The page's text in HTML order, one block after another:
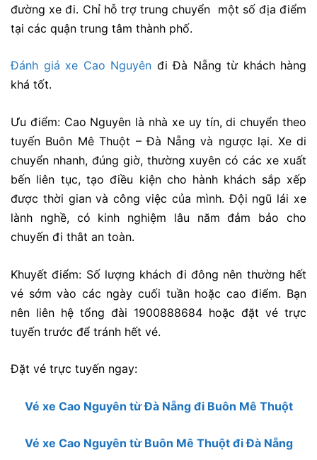
đường xe đi. Chỉ hỗ trợ trung chuyển một số địa điểm
tại các quận trung tâm thành phố.
Đánh giá xe Cao Nguyên đi Đà Nẵng từ khách hàng
khá tốt.
Ưu điểm: Cao Nguyên là nhà xe uy tín, di chuyển theo
tuyến Buôn Mê Thuột – Đà Nẵng và ngược lại. Xe di
chuyển nhanh, đúng giờ, thường xuyên có các xe xuất
bến liên tục, tạo điều kiện cho hành khách sắp xếp
được thời gian và công việc của mình. Đội ngũ lái xe
lành nghề, có kinh nghiệm lâu năm đảm bảo cho
chuyến đi thât an toàn.
Khuyết điểm: Số lượng khách đi đông nên thường hết
vé sớm vào các ngày cuối tuần hoặc cao điểm. Bạn
nên liên hệ tổng đài 1900888684 hoặc đặt vé trực
tuyến trước để tránh hết vé.
Đặt vé trực tuyến ngay:
Vé xe Cao Nguyên từ Đà Nẵng đi Buôn Mê Thuột
Vé xe Cao Nguyên từ Buôn Mê Thuột đi Đà Nẵng